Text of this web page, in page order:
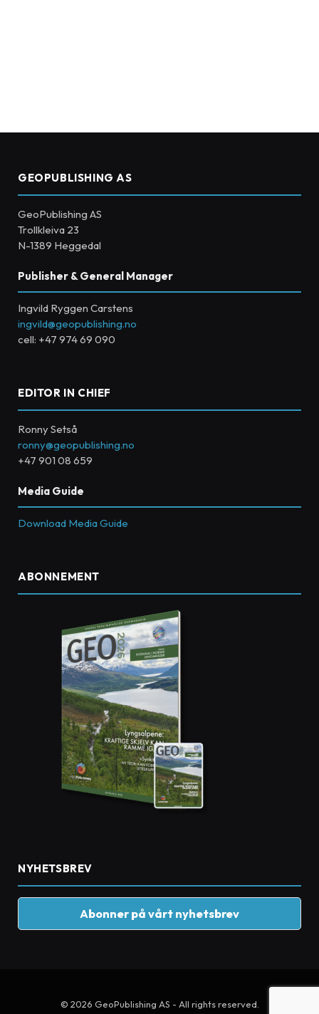
GEOPUBLISHING AS
GeoPublishing AS
Trollkleiva 23
N-1389 Heggedal
Publisher & General Manager
Ingvild Ryggen Carstens
ingvild@geopublishing.no
cell: +47 974 69 090
EDITOR IN CHIEF
Ronny Setså
ronny@geopublishing.no
+47 901 08 659
Media Guide
Download Media Guide
ABONNEMENT
NYHETSBREV
Abonner på vårt nyhetsbrev
© 2026 GeoPublishing AS - All rights reserved.